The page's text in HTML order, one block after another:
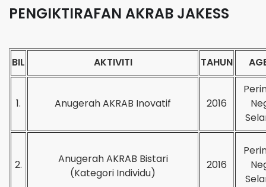
PENGIKTIRAFAN AKRAB JAKESS
BIL AKTIVITI TAHUN
1. Anugerah AKRAB Inovatif 2016
2.
Anugerah AKRAB Bistari
(Kategori Individu)
2016